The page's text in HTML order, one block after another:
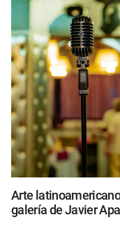
Arte
galería de Javier